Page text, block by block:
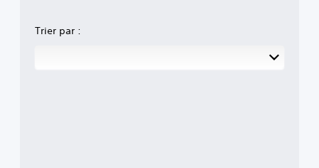
Trier par :